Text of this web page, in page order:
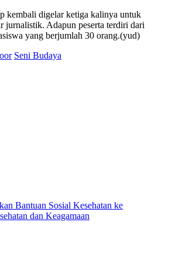
kembali digelar ketiga kalinya untuk
jurnalistik. Adapun peserta terdiri dari
yang berjumlah 30 orang.(yud)
Seni Budaya
Bantuan Sosial Kesehatan ke
dan Keagamaan